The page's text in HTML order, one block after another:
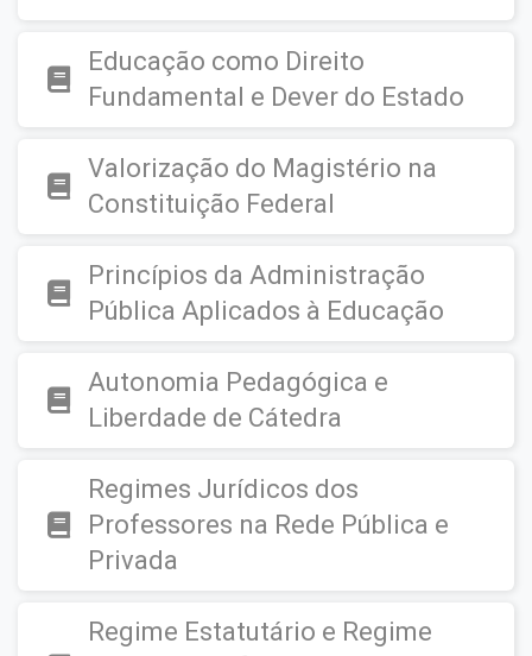
Educação como Direito
Fundamental e Dever do Estado
Valorização do Magistério na
Constituição Federal
Princípios da Administração
Pública Aplicados à Educação
Autonomia Pedagógica e
Liberdade de Cátedra
Regimes Jurídicos dos
Professores na Rede Pública e
Privada
Regime Estatutário e Regime